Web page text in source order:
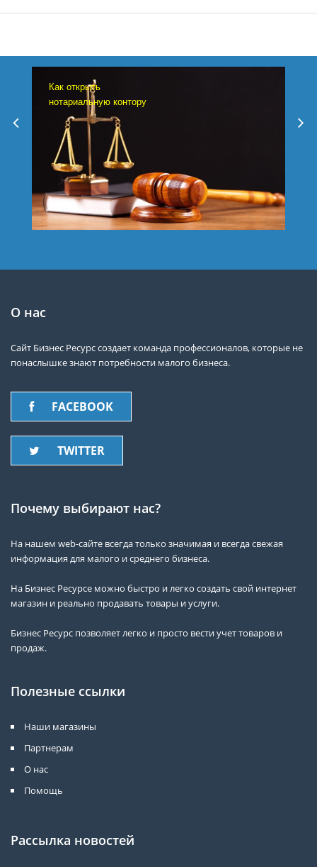
Как открыть
нотариальную контору
О нас
Сайт Бизнес Ресурс создает команда профессионалов, которые не
понаслышке знают потребности малого бизнеса.
FACEBOOK
TWITTER
Почему выбирают нас?
На нашем web-сайте всегда только значимая и всегда свежая
информация для малого и среднего бизнеса.
На Бизнес Ресурсе можно быстро и легко создать свой интернет
магазин и реально продавать товары и услуги.
Бизнес Ресурс позволяет легко и просто вести учет товаров и
продаж.
Полезные ссылки
Наши магазины
Партнерам
О нас
Помощь
Рассылка новостей